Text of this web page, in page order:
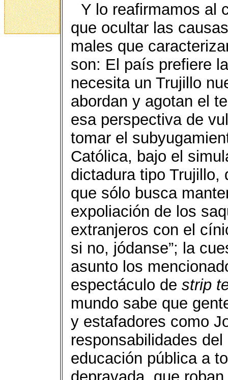
Y lo reafirmamos al
que ocultar las
males que
son: El país prefiere
necesita un Trujillo
abordan y agotan el
esa perspectiva de
tomar el
Católica, bajo el
dictadura tipo Trujillo,
que sólo busca
expoliación de los
extranjeros con el
si no, jódanse”; la
asunto los
espectáculo de strip
mundo sabe que
y estafadores como
responsabilidades
educación pública a